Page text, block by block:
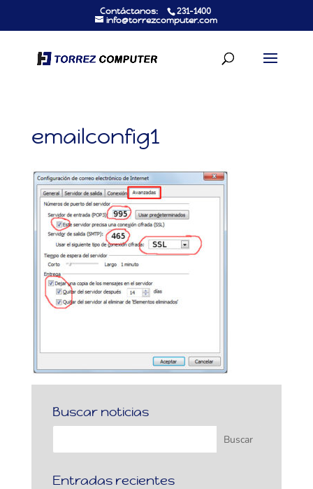
Contáctanos:
231-1400
info@torrezcomputer.com
emailconfig1
Buscar noticias
Entradas recientes